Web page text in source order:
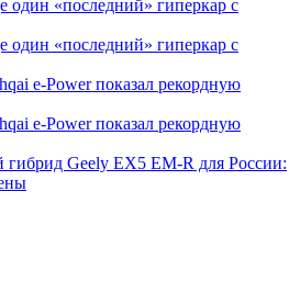
один «последний» гиперкар с
один «последний» гиперкар с
e-Power показал рекордную
e-Power показал рекордную
гибрид Geely EX5 EM-R для России: